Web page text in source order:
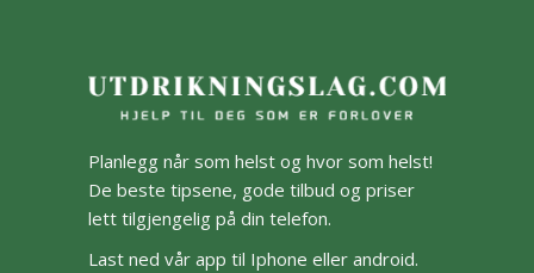
Planlegg når som helst og hvor som helst!
De beste tipsene, gode tilbud og priser
lett tilgjengelig på din telefon.
Last ned vår app til Iphone eller android.